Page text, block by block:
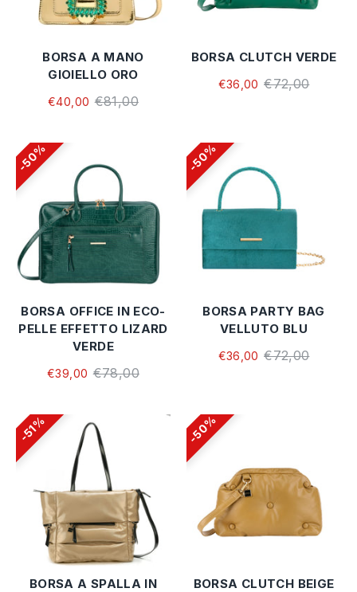
BORSA A MANO
GIOIELLO ORO
€40,00 €81,00
BORSA CLUTCH VERDE
€36,00 €72,00
50%
BORSA OFFICE IN ECO-
PELLE EFFETTO LIZARD
VERDE
€39,00 €78,00
50%
BORSA PARTY BAG
VELLUTO BLU
€36,00 €72,00
51%
BORSA A SPALLA IN
50%
BORSA CLUTCH BEIGE